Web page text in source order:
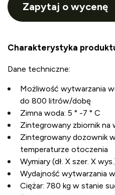
Zapytaj o wycenę
Charakterystyka
Dane techniczne:
Możliwość wytwarzania
do 800 litrów/dobę
Zimna woda: 5 ° -7 ° C
Zintegrowany zbiornik na
Zintegrowany dozownik
temperaturze otoczenia
Wymiary (dł. X szer. X
Wydajność wytwarzania
Ciężar: 780 kg w stanie